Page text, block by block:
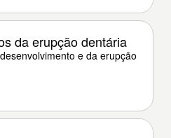
da erupção dentária
e da erupção